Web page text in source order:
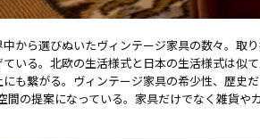
から選びぬいたヴィンテージ家具の数々。取
いる。北欧の生活様式と日本の生活様式は似
も繋がる。ヴィンテージ家具の希少性、歴史
間の提案になっている。家具だけでなく雑貨